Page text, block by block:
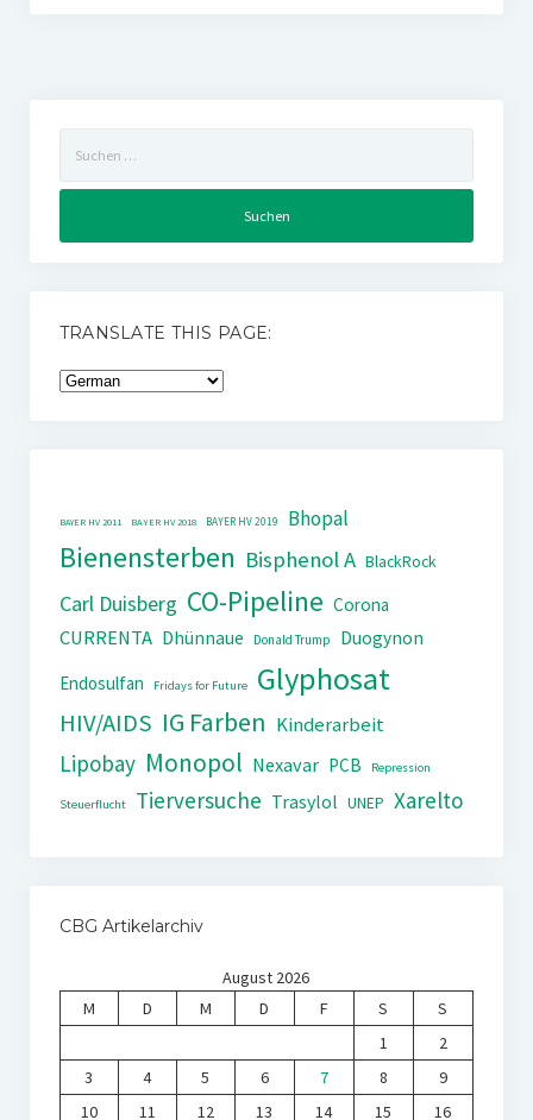
nach:
TRANSLATE THIS PAGE:
BAYER HV 2011 BAYER HV 2018 BAYER HV 2019 Bhopal
Bienensterben Bisphenol A BlackRock
Carl Duisberg CO-Pipeline Corona
CURRENTA Dhünnaue Donald Trump
Duogynon
Endosulfan
Fridays for Future Glyphosat
HIV/AIDS IG Farben Kinderarbeit
Lipobay Monopol Nexavar PCB Repression
Steuerflucht Tierversuche Trasylol UNEP Xarelto
CBG Artikelarchiv
August 2026
M
D M D F S
S
1
2
3
4 5 6 7 8
9
10
11 12 13 14 15 16